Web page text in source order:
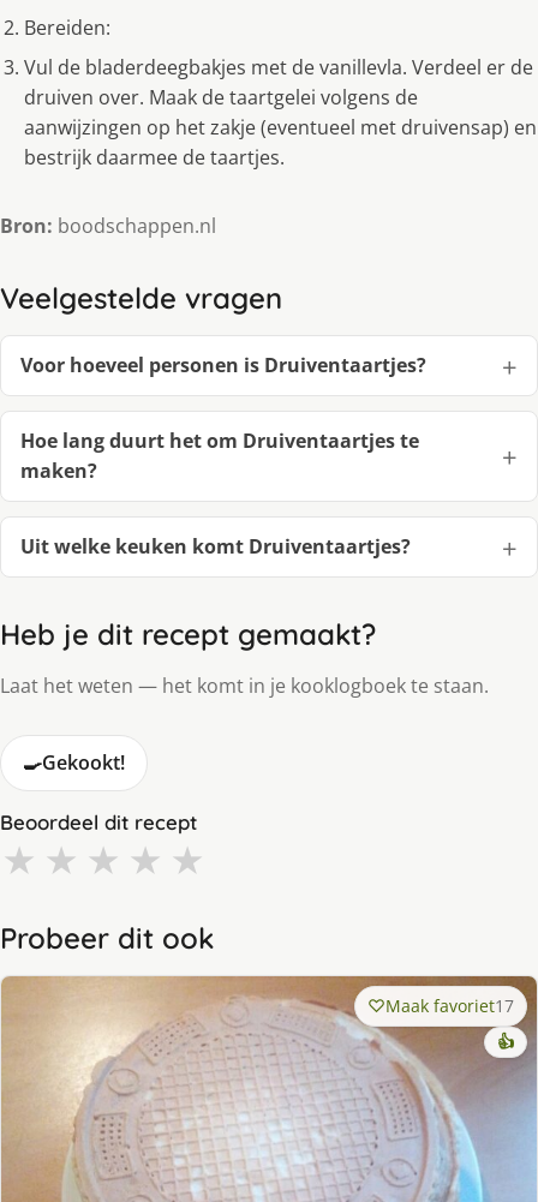
Bereiden:
Vul de bladerdeegbakjes met de vanillevla. Verdeel er de
druiven over. Maak de taartgelei volgens de
aanwijzingen op het zakje (eventueel met druivensap) en
bestrijk daarmee de taartjes.
Bron: boodschappen.nl
Veelgestelde vragen
Voor hoeveel personen is Druiventaartjes?
Hoe lang duurt het om Druiventaartjes te
maken?
Uit welke keuken komt Druiventaartjes?
Heb je dit recept gemaakt?
Laat het weten — het komt in je kooklogboek te staan.
🍳Gekookt!
Beoordeel dit recept
★ ★ ★ ★ ★
Probeer dit ook
Maak favoriet17
👍